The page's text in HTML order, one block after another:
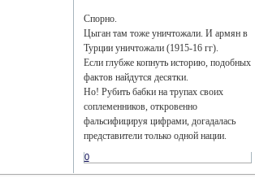
Спорно.
Цыган там тоже уничтожали. И армян в
Турции уничтожали (1915-16 гг).
Если глубже копнуть историю, подобных
фактов найдутся десятки.
Но! Рубить бабки на трупах своих
соплеменников, откровенно
фальсифицируя цифрами, догадалась
представители только одной нации.
0